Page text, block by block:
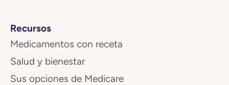
Recursos
Medicamentos con receta
Salud y bienestar
Sus opciones de Medicare